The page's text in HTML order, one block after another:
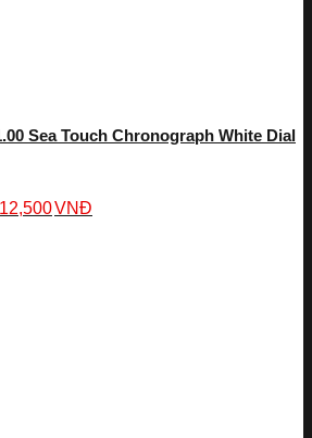
Sea Touch Chronograph White Dial
VNĐ